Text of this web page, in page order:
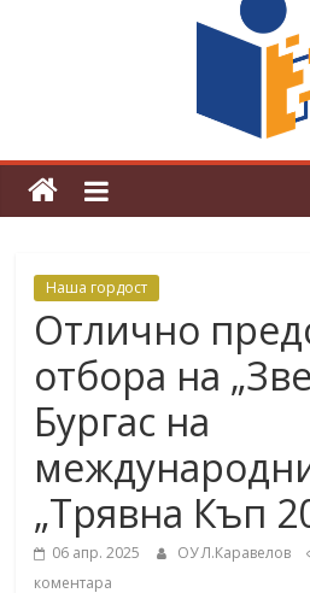
граници“
Магията на
„Любен
Наша гордост
Отлично
отбора на
Бургас на
„Трявна Къп
06 апр. 2025 ОУ Л.Каравелов
коментара